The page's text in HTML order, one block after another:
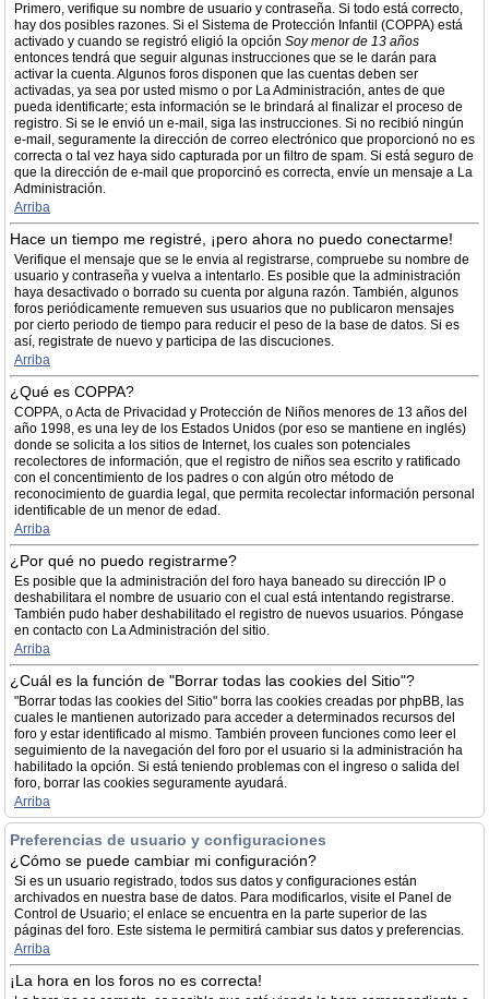
Primero, verifique su nombre de usuario y contraseña. Si todo está correcto,
hay dos posibles razones. Si el Sistema de Protección Infantil (COPPA) está
activado y cuando se registró eligió la opción Soy menor de 13 años
entonces tendrá que seguir algunas instrucciones que se le darán para
activar la cuenta. Algunos foros disponen que las cuentas deben ser
activadas, ya sea por usted mismo o por La Administración, antes de que
pueda identificarte; esta información se le brindará al finalizar el proceso de
registro. Si se le envió un e-mail, siga las instrucciones. Si no recibió ningún
e-mail, seguramente la dirección de correo electrónico que proporcionó no es
correcta o tal vez haya sido capturada por un filtro de spam. Si está seguro de
que la dirección de e-mail que proporcinó es correcta, envíe un mensaje a La
Administración.
Arriba
Hace un tiempo me registré, ¡pero ahora no puedo conectarme!
Verifique el mensaje que se le envia al registrarse, compruebe su nombre de
usuario y contraseña y vuelva a intentarlo. Es posible que la administración
haya desactivado o borrado su cuenta por alguna razón. También, algunos
foros periódicamente remueven sus usuarios que no publicaron mensajes
por cierto periodo de tiempo para reducir el peso de la base de datos. Si es
así, registrate de nuevo y participa de las discuciones.
Arriba
¿Qué es COPPA?
COPPA, o Acta de Privacidad y Protección de Niños menores de 13 años del
año 1998, es una ley de los Estados Unidos (por eso se mantiene en inglés)
donde se solicita a los sitios de Internet, los cuales son potenciales
recolectores de información, que el registro de niños sea escrito y ratificado
con el concentimiento de los padres o con algún otro método de
reconocimiento de guardia legal, que permita recolectar información personal
identificable de un menor de edad.
Arriba
¿Por qué no puedo registrarme?
Es posible que la administración del foro haya baneado su dirección IP o
deshabilitara el nombre de usuario con el cual está intentando registrarse.
También pudo haber deshabilitado el registro de nuevos usuarios. Póngase
en contacto con La Administración del sitio.
Arriba
¿Cuál es la función de "Borrar todas las cookies del Sitio"?
"Borrar todas las cookies del Sitio" borra las cookies creadas por phpBB, las
cuales le mantienen autorizado para acceder a determinados recursos del
foro y estar identificado al mismo. También proveen funciones como leer el
seguimiento de la navegación del foro por el usuario si la administración ha
habilitado la opción. Si está teniendo problemas con el ingreso o salida del
foro, borrar las cookies seguramente ayudará.
Arriba
Preferencias de usuario y configuraciones
¿Cómo se puede cambiar mi configuración?
Si es un usuario registrado, todos sus datos y configuraciones están
archivados en nuestra base de datos. Para modificarlos, visite el Panel de
Control de Usuario; el enlace se encuentra en la parte superior de las
páginas del foro. Este sistema le permitirá cambiar sus datos y preferencias.
Arriba
¡La hora en los foros no es correcta!